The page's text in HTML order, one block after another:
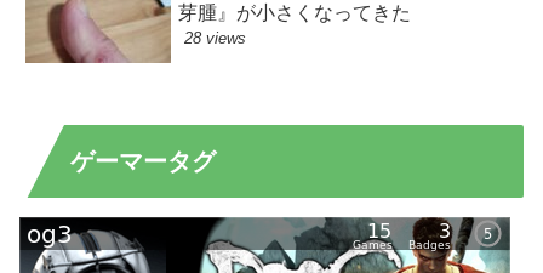
芽腫』が小さくなってきた
28 views
ゲーマータグ